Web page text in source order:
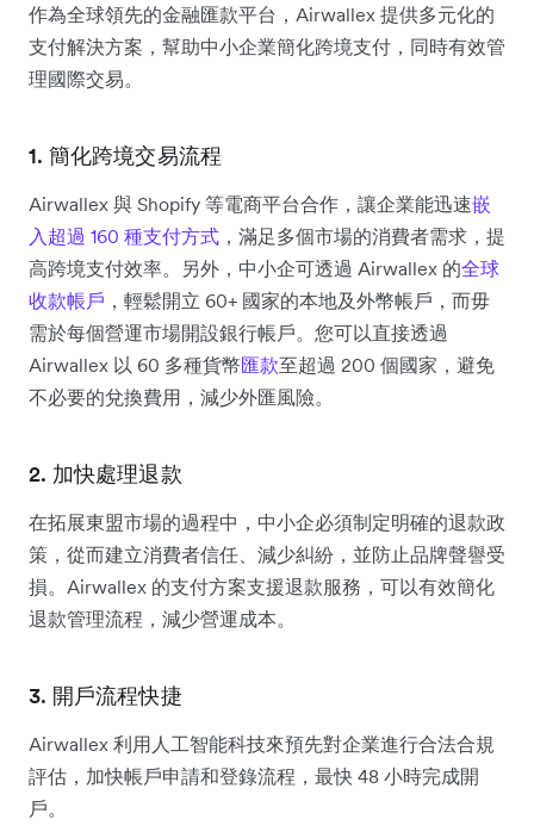
作為全球領先的金融匯款平台，Airwallex 提供多元化的
支付解決方案，幫助中小企業簡化跨境支付，同時有效管
理國際交易。
1. 簡化跨境交易流程
Airwallex 與 Shopify 等電商平台合作，讓企業能迅速嵌
入超過 160 種支付方式 ，滿足多個市場的消費者需求，提
高跨境支付效率。另外，中小企可透過 Airwallex 的全球
收款帳戶 ，輕鬆開立 60+ 國家的本地及外幣帳戶，而毋
需於每個營運市場開設銀行帳戶。您可以直接透過
Airwallex 以 60 多種貨幣匯款至超過 200 個國家，避免
不必要的兌換費用，減少外匯風險。
2. 加快處理退款
在拓展東盟市場的過程中，中小企必須制定明確的退款政
策，從而建立消費者信任、減少糾紛，並防止品牌聲譽受
損。Airwallex 的支付方案支援退款服務，可以有效簡化
退款管理流程，減少營運成本。
3. 開戶流程快捷
Airwallex 利用人工智能科技來預先對企業進行合法合規
評估，加快帳戶申請和登錄流程，最快 48 小時完成開
戶。